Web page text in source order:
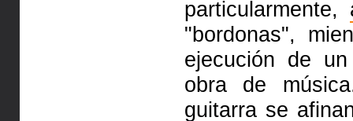
particularmente,
"bordonas",
ejecución de
obra de
guitarra se